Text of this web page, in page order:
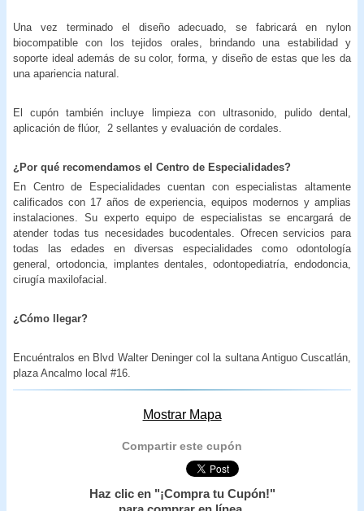
Una vez terminado el diseño adecuado, se fabricará en nylon
biocompatible con los tejidos orales, brindando una estabilidad y
soporte ideal además de su color, forma, y diseño de estas que les da
una apariencia natural.
El cupón también incluye limpieza con ultrasonido, pulido dental,
aplicación de flúor, 2 sellantes y evaluación de cordales.
¿Por qué recomendamos el Centro de Especialidades?
En Centro de Especialidades cuentan con especialistas altamente
calificados con 17 años de experiencia, equipos modernos y amplias
instalaciones. Su experto equipo de especialistas se encargará de
atender todas tus necesidades bucodentales. Ofrecen servicios para
todas las edades en diversas especialidades como odontología
general, ortodoncia, implantes dentales, odontopediatría, endodoncia,
cirugía maxilofacial.
¿Cómo llegar?
Encuéntralos en Blvd Walter Deninger col la sultana Antiguo Cuscatlán,
plaza Ancalmo local #16.
Mostrar Mapa
Compartir este cupón
Haz clic en "¡Compra tu Cupón!"